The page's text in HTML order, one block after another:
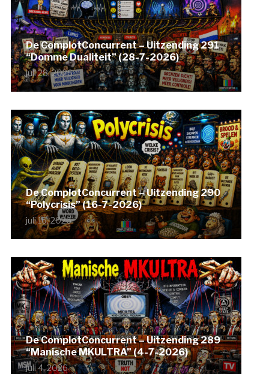
De ComplotConcurrent – Uitzending 291
“Domme Dualiteit” (28-7-2026)
juli 28, 2026
De ComplotConcurrent – Uitzending 290
“Polycrisis” (16-7-2026)
juli 16, 2026
De ComplotConcurrent – Uitzending 289
“Manische MKULTRA” (4-7-2026)
juli 4, 2026